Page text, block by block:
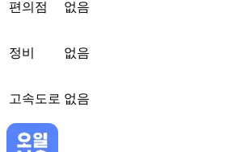
편의점 없음
정비 없음
고속도로 없음